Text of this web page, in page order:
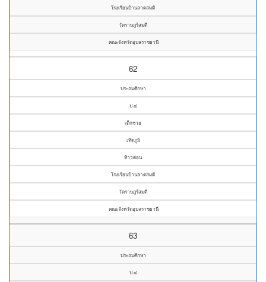
โรงเรียนบ้านลาดสมดี
วัดราษฎร์สมดี
คณะจังหวัดอุบลราชธานี
62
ประถมศึกษา
ป.๔
เด็กชาย
เทิดภูมิ
ท้าวด่อน
โรงเรียนบ้านลาดสมดี
วัดราษฎร์สมดี
คณะจังหวัดอุบลราชธานี
63
ประถมศึกษา
ป.๔